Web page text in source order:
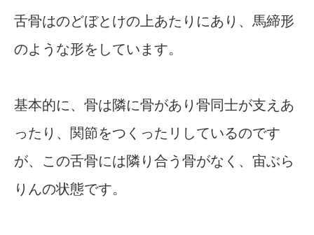
舌骨はのどぼとけの上あたりにあり、馬締形
のような形をしています。
基本的に、骨は隣に骨があり骨同士が支えあ
ったり、関節をつくったリしているのです
が、この舌骨には隣り合う骨がなく、宙ぶら
りんの状態です。